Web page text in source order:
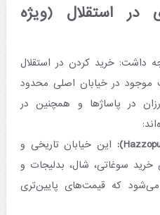
در استقلال (ویژه
داشت: خرید کردن در استقلال
موجود در خیابان اصلی محدود
در پاساژها و همچنین در
این خیابان تاریخی و
خرید سوغاتی، شال، بدلیجات و
که قیمت‌های پایین‌تری